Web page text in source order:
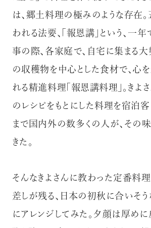
は、郷土料理の極みのような存在
われる法要、「報恩講」という、一
事の際、各家庭で、自宅に集まる
の収穫物を中心とした食材で、心
れる精進料理「報恩講料理」。きよ
のレシピをもとにした料理を宿泊客
まで国内外の数多くの人が、その
きた。
そんなきよさんに教わった定番料理
差しが残る、日本の初秋に合いそ
にアレンジしてみた。夕顔は厚めに